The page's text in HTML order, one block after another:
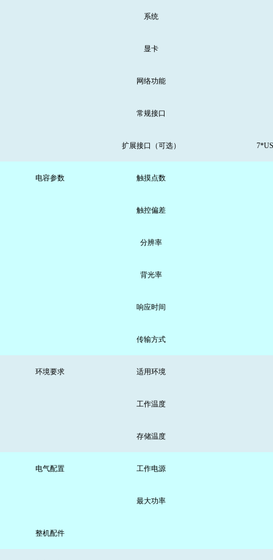
系统
显卡
网络功能
常规接口
扩展接口（可选）
电容参数 触摸点数
触控偏差
分辨率
背光率
响应时间
传输方式
环境要求 适用环境
工作温度
存储温度
电气配置 工作电源
最大功率
整机配件